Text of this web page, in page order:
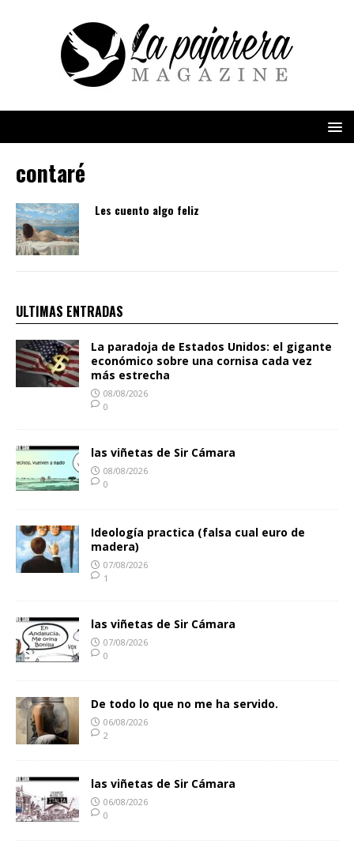
contaré
Les cuento algo feliz
ULTIMAS ENTRADAS
La paradoja de Estados Unidos: el gigante
económico sobre una cornisa cada vez
más estrecha
08/08/2026
0
las viñetas de Sir Cámara
08/08/2026
0
Ideología practica (falsa cual euro de
madera)
07/08/2026
1
las viñetas de Sir Cámara
07/08/2026
0
De todo lo que no me ha servido.
06/08/2026
2
las viñetas de Sir Cámara
06/08/2026
0